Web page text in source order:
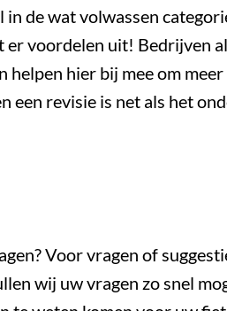
de wat volwassen
voordelen uit! Bedrijven
helpen hier bij mee om
een revisie is net als het
Voor vragen of
wij uw vragen zo snel